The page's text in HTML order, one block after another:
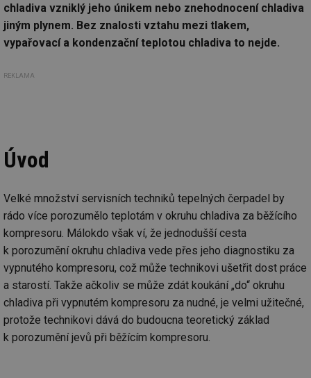
chladiva vzniklý jeho únikem nebo znehodnocení chladiva
jiným plynem. Bez znalosti vztahu mezi tlakem,
vypařovací a kondenzační teplotou chladiva to nejde.
REKLAMA
Úvod
Velké množství servisních techniků tepelných čerpadel by
rádo více porozumělo teplotám v okruhu chladiva za běžícího
kompresoru. Málokdo však ví, že jednodušší cesta
k porozumění okruhu chladiva vede přes jeho diagnostiku za
vypnutého kompresoru, což může technikovi ušetřit dost práce
a starostí. Takže ačkoliv se může zdát koukání „do“ okruhu
chladiva při vypnutém kompresoru za nudné, je velmi užitečné,
protože technikovi dává do budoucna teoretický základ
k porozumění jevů při běžícím kompresoru.